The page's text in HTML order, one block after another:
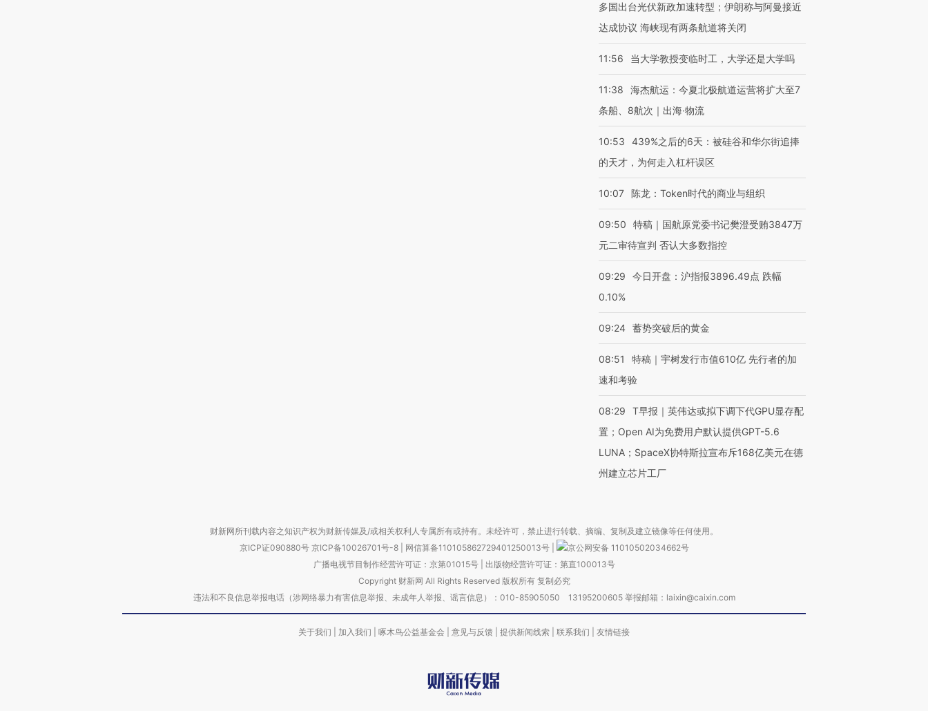
多国出台光伏新政加速转型；伊朗称与阿曼接近
达成协议 海峡现有两条航道将关闭
11:56 当大学教授变临时工，大学还是大学吗
11:38
海杰航运：今夏北极航道运营将扩大至7
条船、8航次｜出海·物流
10:53
439%之后的6天：被硅谷和华尔街追捧
的天才，为何走入杠杆误区
10:07 陈龙：Token时代的商业与组织
09:50
特稿｜国航原党委书记樊澄受贿3847万
元二审待宣判 否认大多数指控
09:29
今日开盘：沪指报3896.49点 跌幅
0.10%
09:24 蓄势突破后的黄金
08:51
特稿｜宇树发行市值610亿 先行者的加
速和考验
08:29
T早报｜英伟达或拟下调下代GPU显存配
置；Open AI为免费用户默认提供GPT-5.6
LUNA；SpaceX协特斯拉宣布斥168亿美元在德
州建立芯片工厂
财新网所刊载内容之知识产权为财新传媒及/或相关权利人专属所有或持有。未经许可，禁止进行转载、摘编、复制及建立镜像等任何使用。
京ICP证090880号 京ICP备10026701号-8 网信算备110105862729401250013号
京公网安备 11010502034662号
广播电视节目制作经营许可证：京第01015号| 出版物经营许可证：第直100013号
Copyright 财新网 All Rights Reserved 版权所有 复制必究
违法和不良信息举报电话（涉网络暴力有害信息举报、未成年人举报、谣言信息）：010-85905050 13195200605 举报邮箱：laixin@caixin.com
关于我们 加入我们 啄木鸟公益基金会 意见与反馈 提供新闻线索 联系我们 友情链接